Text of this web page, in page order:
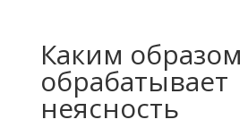
Каким
обрабатывает
неясность